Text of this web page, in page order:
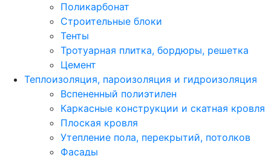
Поликарбонат
Строительные блоки
Тенты
Тротуарная плитка, бордюры, решетка
Цемент
Теплоизоляция, пароизоляция и гидроизоляция
Вспененный полиэтилен
Каркасные конструкции и скатная кровля
Плоская кровля
Утепление пола, перекрытий, потолков
Фасады